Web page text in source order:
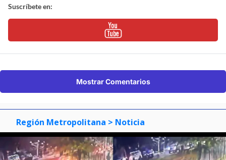
Suscríbete en:
Mostrar Comentarios
Región Metropolitana > Noticia